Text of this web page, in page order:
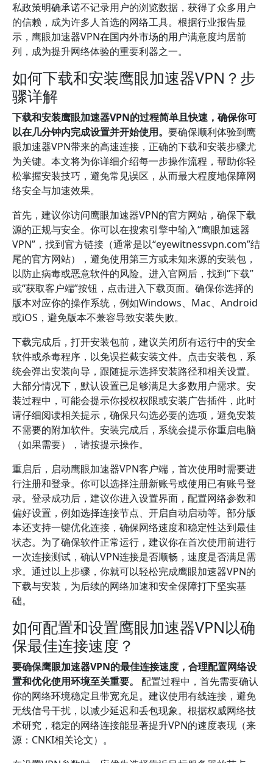
私政策明确承诺不记录用户的浏览数据，获得了众多用户
的信赖，成为许多人首选的网络工具。根据行业报告显
示，鹰眼加速器VPN在国内外市场的用户满意度均居前
列，成为提升网络体验的重要利器之一。
如何下载和安装鹰眼加速器VPN？步
骤详解
下载和安装鹰眼加速器VPN的过程简单且快速，确保你可
以在几分钟内完成设置并开始使用。 要确保顺利体验到鹰
眼加速器VPN带来的高速连接，正确的下载和安装步骤尤
为关键。本文将为你详细介绍每一步操作流程，帮助你轻
松掌握安装技巧，避免常见误区，从而最大程度地保障网
络安全与加速效果。
首先，建议你访问鹰眼加速器VPN的官方网站，确保下载
源的正规与安全。你可以在搜索引擎中输入“鹰眼加速器
VPN”，找到官方链接（通常是以“eyewitnessvpn.com”结
尾的官方网站），避免使用第三方或未知来源的安装包，
以防止病毒或恶意软件的风险。进入官网后，找到“下载”
或“获取客户端”按钮，点击进入下载页面。确保你选择的
版本对应你的操作系统，例如Windows、Mac、Android
或iOS，避免版本不兼容导致安装失败。
下载完成后，打开安装包前，建议关闭所有运行中的安全
软件或杀毒程序，以免误拦截安装文件。点击安装包，系
统会弹出安装向导，跟随提示选择安装路径和相关设置。
大部分情况下，默认设置已足够满足大多数用户需求。安
装过程中，可能会提示你授权权限或安装广告插件，此时
请仔细阅读相关提示，确保只勾选必要的选项，避免安装
不需要的附加软件。安装完成后，系统会提示你重启电脑
（如果需要），请按提示操作。
重启后，启动鹰眼加速器VPN客户端，首次使用时需要进
行注册和登录。你可以选择注册新账号或使用已有账号登
录。登录成功后，建议你进入设置界面，配置网络参数和
偏好设置，例如选择连接节点、开启自动启动等。部分版
本还支持一键优化连接，确保网络速度和稳定性达到最佳
状态。为了确保软件正常运行，建议你在首次使用前进行
一次连接测试，确认VPN连接是否顺畅，速度是否满足需
求。通过以上步骤，你就可以轻松完成鹰眼加速器VPN的
下载与安装，为后续的网络加速和安全保障打下坚实基
础。
如何配置和设置鹰眼加速器VPN以确
保最佳连接速度？
要确保鹰眼加速器VPN的最佳连接速度，合理配置网络设
置和优化使用环境至关重要。
配置过程中，首先需要确认
你的网络环境稳定且带宽充足。建议使用有线连接，避免
无线信号干扰，以减少延迟和丢包现象。根据权威网络技
术研究，稳定的网络连接能显著提升VPN的速度表现（来
源：CNKI相关论文）。